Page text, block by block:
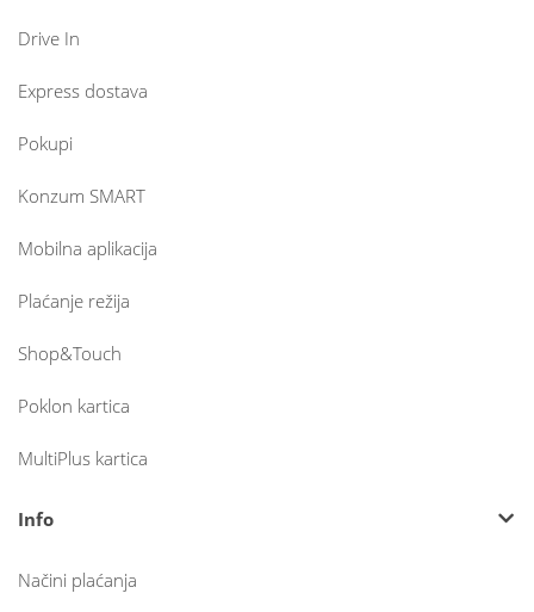
Drive In
Express dostava
Pokupi
Konzum SMART
Mobilna aplikacija
Plaćanje režija
Shop&Touch
Poklon kartica
MultiPlus kartica
Info
Načini plaćanja